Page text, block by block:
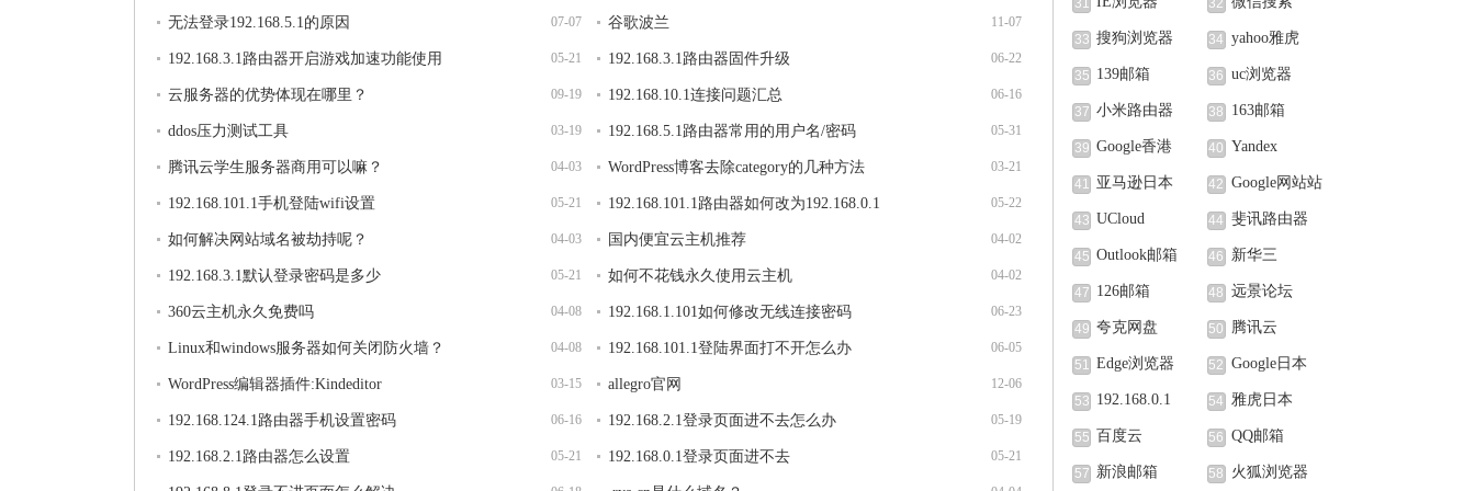
07-07
无法登录192.168.5.1的原因 11-07
谷歌波兰
05-21
192.168.3.1路由器开启游戏加速功能使用 06-22
192.168.3.1路由器固件升级
09-19
云服务器的优势体现在哪里？ 06-16
192.168.10.1连接问题汇总
03-19
ddos压力测试工具 05-31
192.168.5.1路由器常用的用户名/密码
04-03
腾讯云学生服务器商用可以嘛？ 03-21
WordPress博客去除category的几种方法
05-21
192.168.101.1手机登陆wifi设置 05-22
192.168.101.1路由器如何改为192.168.0.1
04-03
如何解决网站域名被劫持呢？ 04-02
国内便宜云主机推荐
05-21
192.168.3.1默认登录密码是多少 04-02
如何不花钱永久使用云主机
04-08
360云主机永久免费吗 06-23
192.168.1.101如何修改无线连接密码
04-08
Linux和windows服务器如何关闭防火墙？ 06-05
192.168.101.1登陆界面打不开怎么办
03-15
WordPress编辑器插件:Kindeditor 12-06
allegro官网
06-16
192.168.124.1路由器手机设置密码 05-19
192.168.2.1登录页面进不去怎么办
05-21
192.168.2.1路由器怎么设置 05-21
192.168.0.1登录页面进不去
31 32
33 搜狗浏览器 34 yahoo雅虎
35 139邮箱 36 uc浏览器
37 小米路由器 38 163邮箱
39 Google香港 40 Yandex
41 亚马逊日本 42 Google网站站
长中心
43 UCloud 44 斐讯路由器
45 Outlook邮箱 46 新华三
47 126邮箱 48 远景论坛
49 夸克网盘 50 腾讯云
51 Edge浏览器 52 Google日本
53 192.168.0.1 54 雅虎日本
55 百度云 56 QQ邮箱
57 新浪邮箱 58 火狐浏览器